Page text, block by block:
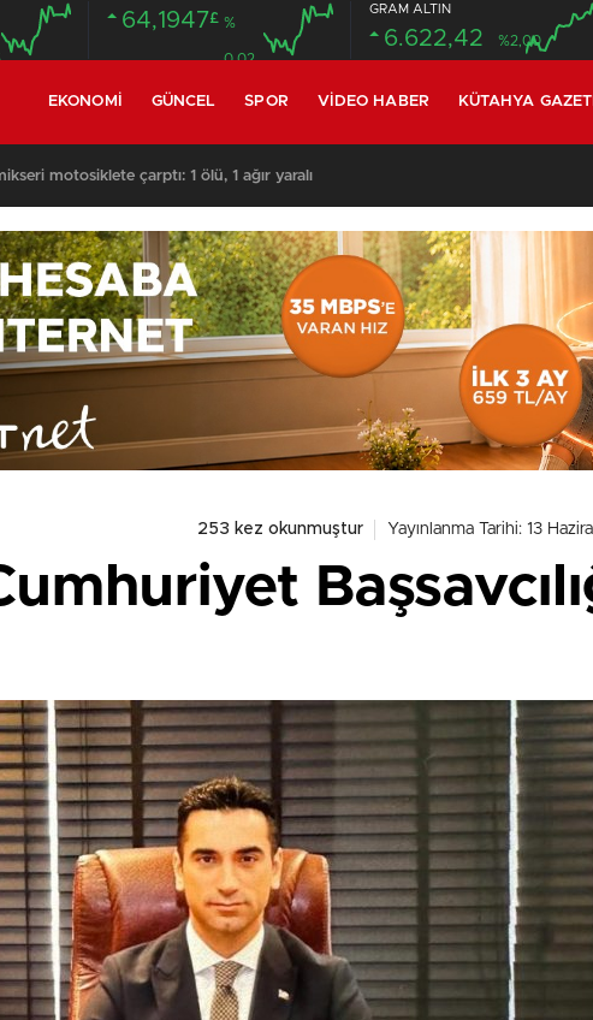
64,1947£ %
0.02
GRAM ALTIN
6.622,42 %2,00
EKONOMI GÜNCEL SPOR VIDEO HABER KÜTAHYA
FİRAR EDEN MAHKUM OTOGARDA YAKALANDI
253 kez okunmuştur Yayınlanma Tarihi: 13